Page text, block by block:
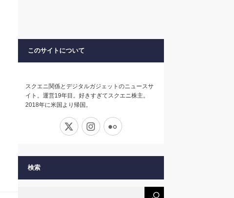
このサイトについて
スクエニ関係とデジタルガジェットのニュースサ
イト。運営19年目。好きすぎてスクエニ株主。
2018年に米国より帰国。
Instagram
検索